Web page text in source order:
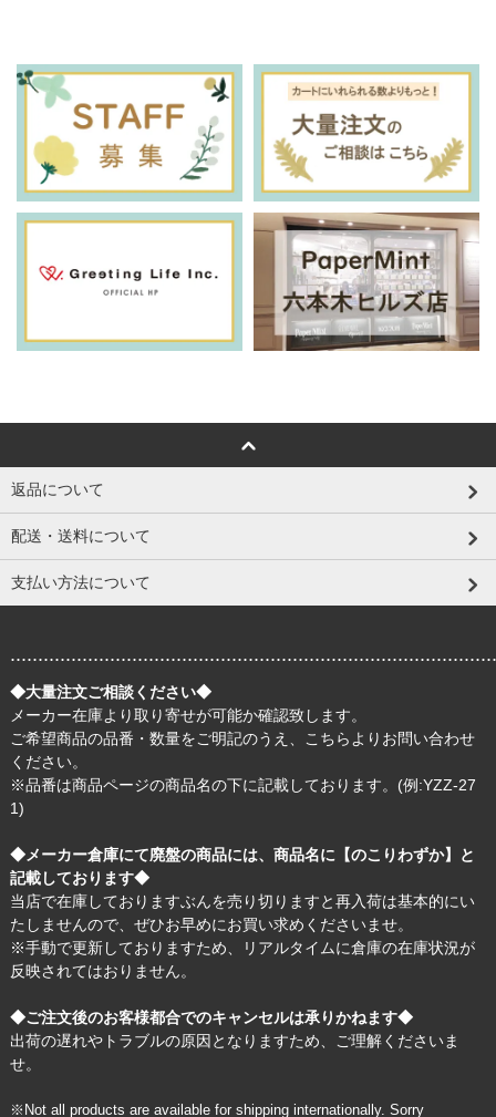
返品について
配送・送料について
支払い方法について
◆大量注文ご相談ください◆
メーカー在庫より取り寄せが可能か確認致します。
ご希望商品の品番・数量をご明記のうえ、
こちら よりお問い合わせ
ください。
※品番は商品ページの商品名の下に記載しております。(例:YZZ-27
1)
◆メーカー倉庫にて廃盤の商品には、商品名に【のこりわずか】と
記載しております◆
当店で在庫しておりますぶんを売り切りますと再入荷は基本的にい
たしませんので、ぜひお早めにお買い求めくださいませ。
※手動で更新しておりますため、リアルタイムに倉庫の在庫状況が
反映されてはおりません。
◆ご注文後のお客様都合でのキャンセルは承りかねます◆
出荷の遅れやトラブルの原因となりますため、ご理解くださいま
せ。
※Not all products are available for shipping internationally. Sorry